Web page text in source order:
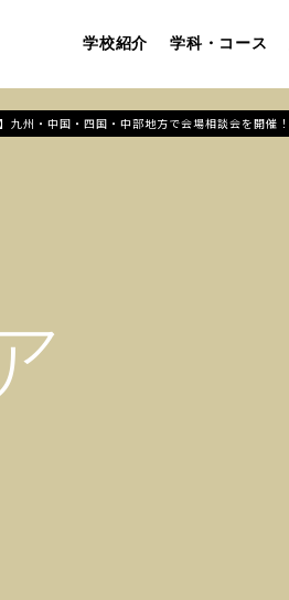
学校紹介 学科・コース
九州・中国・四国・中部地方で会場相談会を開催！